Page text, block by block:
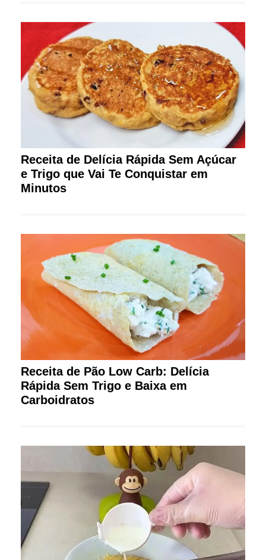
Receita de Delícia Rápida Sem Açúcar
e Trigo que Vai Te Conquistar em
Minutos
Receita de Pão Low Carb: Delícia
Rápida Sem Trigo e Baixa em
Carboidratos